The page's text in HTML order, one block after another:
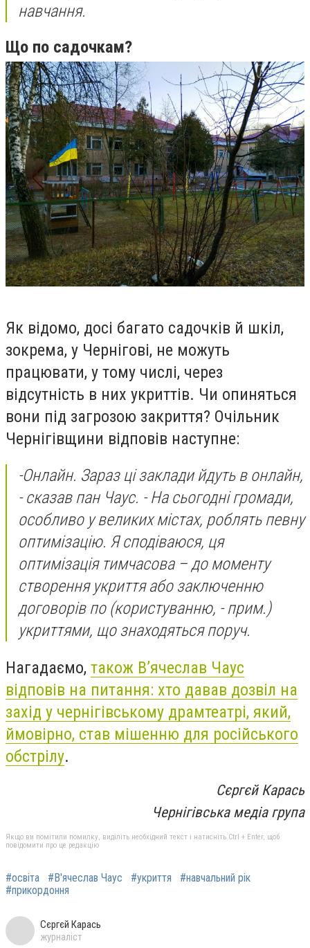
навчання.
Що по садочкам?
Як відомо, досі багато садочків й шкіл,
зокрема, у Чернігові, не можуть
працювати, у тому числі, через
відсутність в них укриттів. Чи опиняться
вони під загрозою закриття? Очільник
Чернігівщини відповів наступне:
-Онлайн. Зараз ці заклади йдуть в онлайн,
- сказав пан Чаус. -На сьогодні громади,
особливо у великих містах, роблять певну
оптимізацію. Я сподіваюся, ця
оптимізація тимчасова – до моменту
створення укриття або заключенню
договорів по(користуванню, - прим.)
укриттями, що знаходяться поруч.
Нагадаємо, також В’ячеслав Чаус
відповів на питання: хто давав дозвіл на
захід у чернігівському драмтеатрі, який,
ймовірно, став мішенню для російського
обстрілу.
Сєргєй Карась
Чернігівська медіа група
Якщо ви помітили помилку, виділіть необхідний текст і натисніть Ctrl + Enter, щоб
повідомити про це редакцію
#освіта #В'ячеслав Чаус #укриття
#навчальний рік
#прикордоння
Сєргєй Карась
журналіст